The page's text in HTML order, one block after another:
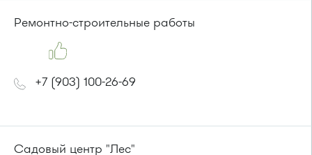
Ремонтно-строительные работы
+7 (903) 100-26-69
Садовый центр "Лес"